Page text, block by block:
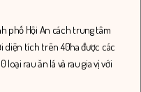
phố Hội An cách trung tâm
diện tích trên 40ha được các
rau ăn lá và rau gia vị với